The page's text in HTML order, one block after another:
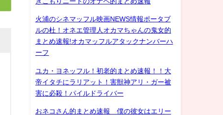
火浦のシネマッフル映画NEWS情報ポータブ
ルの杜！オネエ管理人オカマちゃんの鬼女的
まとめ速報!オカマッフルアタックナンバーハ
ーフ
ユカ・ヨネッフル！初老的まとめ速報！！大
帝イタチにラリアット！害獣神アリ・ガー被
害に必殺！パイルドライバー
おネコさん的まとめ速報 僕の彼女はエリー